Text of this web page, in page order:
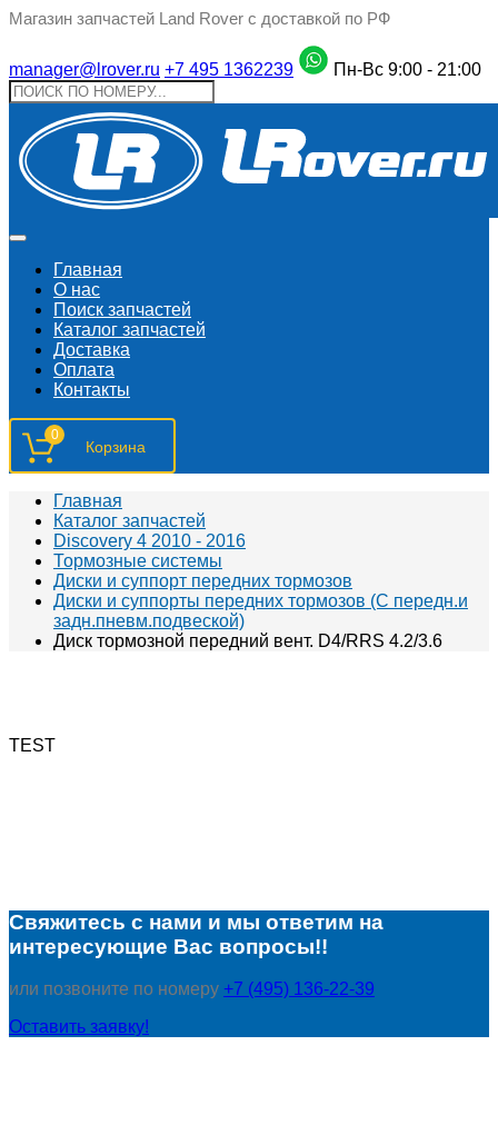
Магазин запчастей Land Rover с доставкой по РФ
manager@lrover.ru +7 495 1362239 Пн-Вс 9:00 - 21:00
Главная
О нас
Поиск запчастeй
Каталог запчастей
Доставка
Оплата
Контакты
0
Главная
Каталог запчастей
Discovery 4 2010 - 2016
Тормозные системы
Диски и суппорт передних тормозов
Диски и суппорты передних тормозов (С передн.и
задн.пневм.подвеской)
Диск тормозной передний вент. D4/RRS 4.2/3.6
TEST
Свяжитесь с нами и мы ответим на
интересующие Вас вопросы!!
или позвоните по номеру +7 (495) 136-22-39
Оставить заявку!